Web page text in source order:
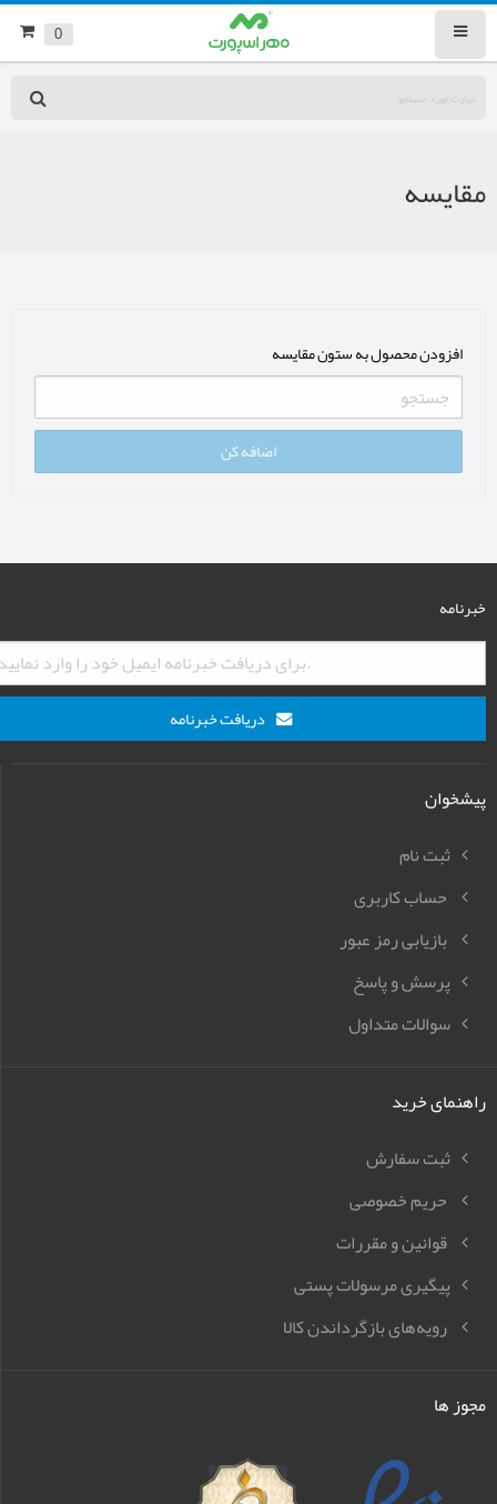
0
مقایسه
افزودن محصول به ستون مقایسه
اضافه کن
خبرنامه
دریافت خبرنامه
پیشخوان
ثبت نام
حساب کاربری
بازیابی رمز عبور
پرسش و پاسخ
سوالات متداول
راهنمای خرید
ثبت سفارش
حریم خصوصی
قوانین و مقررات
پیگیری مرسولات پستی
رویه‌های بازگرداندن کالا
مجوز ها